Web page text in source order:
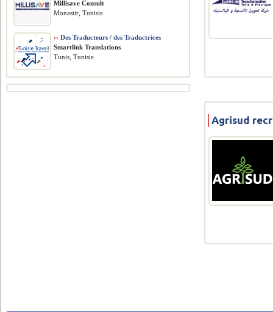
Agrisud
Millisave Consult
Monastir, Tunisie
›› Des Traducteurs / des Traductrices
Smartlink Translations
Tunis, Tunisie